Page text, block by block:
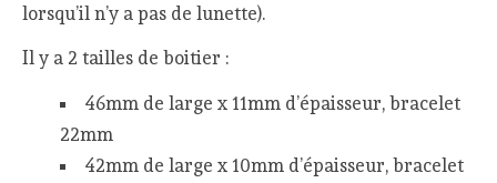
lorsqu’il n’y a pas de lunette).
Il y a 2 tailles de boitier :
46mm de large x 11mm d’épaisseur, bracelet
22mm
42mm de large x 10mm d’épaisseur, bracelet